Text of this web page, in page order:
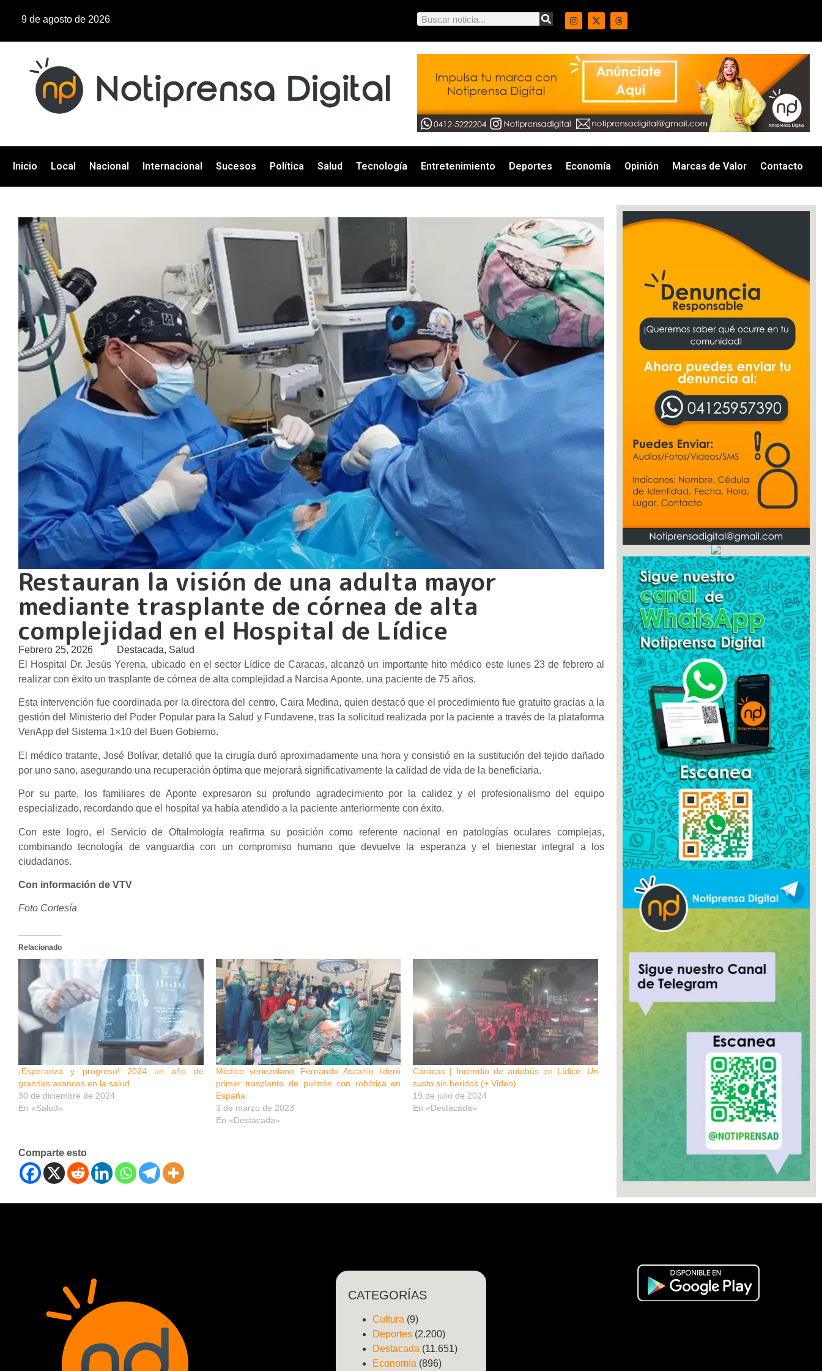
9 de agosto de 2026
Inicio Local Nacional Internacional Sucesos Política Salud Tecnología Entretenimiento Deportes Economía Opinión Marcas de Valor Contacto
Restauran la visión de una adulta mayor
mediante trasplante de córnea de alta
complejidad en el Hospital de Lídice
Febrero 25, 2026 Destacada, Salud
El Hospital Dr. Jesús Yerena, ubicado en el sector Lídice de Caracas, alcanzó un importante hito médico este lunes 23 de febrero al
realizar con éxito un trasplante de córnea de alta complejidad a Narcisa Aponte, una paciente de 75 años.
Esta intervención fue coordinada por la directora del centro, Caira Medina, quien destacó que el procedimiento fue gratuito gracias a la
gestión del Ministerio del Poder Popular para la Salud y Fundavene, tras la solicitud realizada por la paciente a través de la plataforma
VenApp del Sistema 1×10 del Buen Gobierno.
El médico tratante, José Bolívar, detalló que la cirugía duró aproximadamente una hora y consistió en la sustitución del tejido dañado
por uno sano, asegurando una recuperación óptima que mejorará significativamente la calidad de vida de la beneficiaria.
Por su parte, los familiares de Aponte expresaron su profundo agradecimiento por la calidez y el profesionalismo del equipo
especializado, recordando que el hospital ya había atendido a la paciente anteriormente con éxito.
Con este logro, el Servicio de Oftalmología reafirma su posición como referente nacional en patologías oculares complejas,
combinando tecnología de vanguardia con un compromiso humano que devuelve la esperanza y el bienestar integral a los
ciudadanos.
Con información de VTV
Foto Cortesía
Relacionado
¡Esperanza y progreso! 2024 un año de
grandes avances en la salud
30 de diciembre de 2024
En «Salud»
Médico venezolano Fernando Ascanio lideró
primer trasplante de pulmón con robótica en
España
3 de marzo de 2023
En «Destacada»
Caracas | Incendio de autobús en Lídice: Un
susto sin heridos (+ Video)
19 de julio de 2024
En «Destacada»
Comparte esto
CATEGORÍAS
Cultura (9)
Deportes(2.200)
Destacada (11.651)
Economía (896)